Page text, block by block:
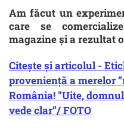
Am făcut un
care se
magazine și a rezultat
Citește și articolul -
proveniență a merelor
România! "Uite,
vede clar”/ FOTO